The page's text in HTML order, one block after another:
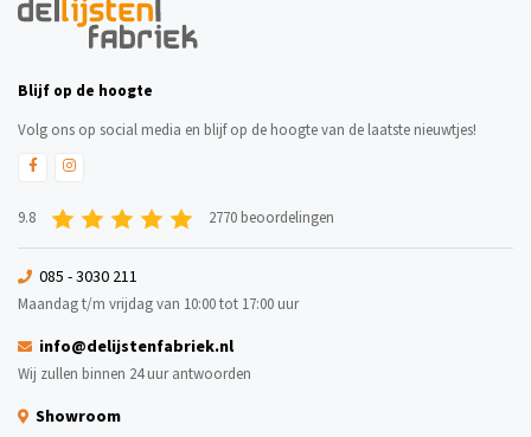
Blijf op de hoogte
Volg ons op social media en blijf op de hoogte van de laatste nieuwtjes!
9.8 2770 beoordelingen
085 - 3030 211
Maandag t/m vrijdag van 10:00 tot 17:00 uur
info@delijstenfabriek.nl
Wij zullen binnen 24 uur antwoorden
Showroom